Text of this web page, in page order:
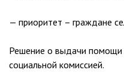
— приоритет – граждане
Решение о выдачи помощи
социальной комиссией.